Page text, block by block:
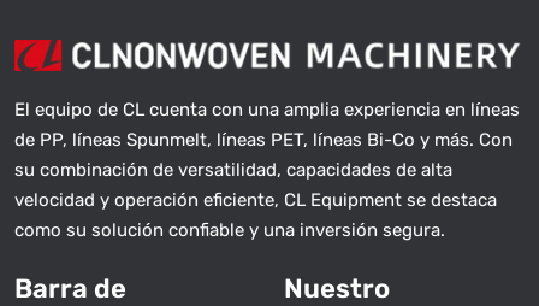
El equipo de CL cuenta con una amplia experiencia en líneas
de PP, líneas Spunmelt, líneas PET, líneas Bi-Co y más. Con
su combinación de versatilidad, capacidades de alta
velocidad y operación eficiente, CL Equipment se destaca
como su solución confiable y una inversión segura.
Barra de
Nuestro